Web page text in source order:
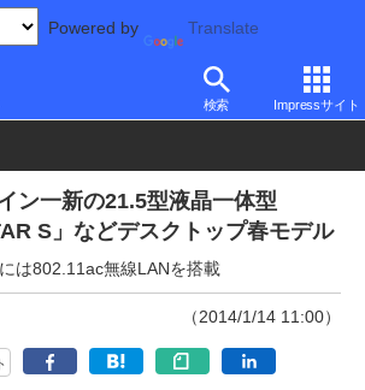
Powered by Translate
検索 Impressサイト
/タブレット/スマートフォン 一体型パソコン
ン一新の21.5型液晶一体型
S」などデスクトップ春モデル
は802.11ac無線LANを搭載
（2014/1/14 11:00）